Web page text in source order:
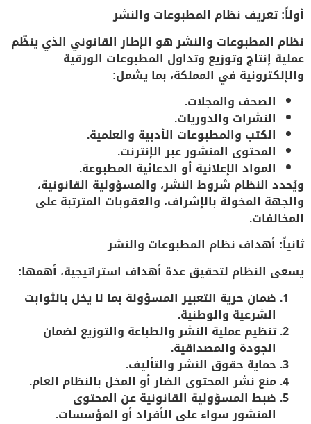
أولاً: تعريف نظام المطبوعات والنشر
نظام المطبوعات والنشر هو الإطار القانوني الذي ينظّم
عملية إنتاج وتوزيع وتداول المطبوعات الورقية
والإلكترونية في المملكة، بما يشمل:
الصحف والمجلات.
النشرات والدوريات.
الكتب والمطبوعات الأدبية والعلمية.
المحتوى المنشور عبر الإنترنت.
المواد الإعلانية أو الدعائية المطبوعة.
ويُحدد النظام شروط النشر، والمسؤولية القانونية،
والجهة المخولة بالإشراف، والعقوبات المترتبة على
المخالفات.
ثانياً: أهداف نظام المطبوعات والنشر
يسعى النظام لتحقيق عدة أهداف استراتيجية، أهمها:
ضمان حرية التعبير المسؤولة بما لا يخل بالثوابت
الشرعية والوطنية.
تنظيم عملية النشر والطباعة والتوزيع لضمان
الجودة والمصداقية.
حماية حقوق النشر والتأليف.
منع نشر المحتوى الضار أو المخل بالنظام العام.
ضبط المسؤولية القانونية عن المحتوى
المنشورسواء على الأفراد أو المؤسسات.